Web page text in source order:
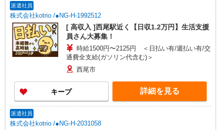
派遣社員
株式会社kotrio /●NG-H-1992512
[ 高収入 ]西尾駅近く【日収1.2万円】生活支援
員さん大募集！
時給1500円〜2125円 ＜日払い有/週払い有/交
通費全支給(ガソリン代含む)＞
西尾市
キープ 詳細を見る
派遣社員
株式会社kotrio /●NG-H-2031058